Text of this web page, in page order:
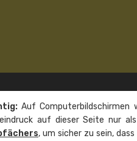
Auf Computerbildschirmen
auf dieser Seite nur
, um sicher zu sein,